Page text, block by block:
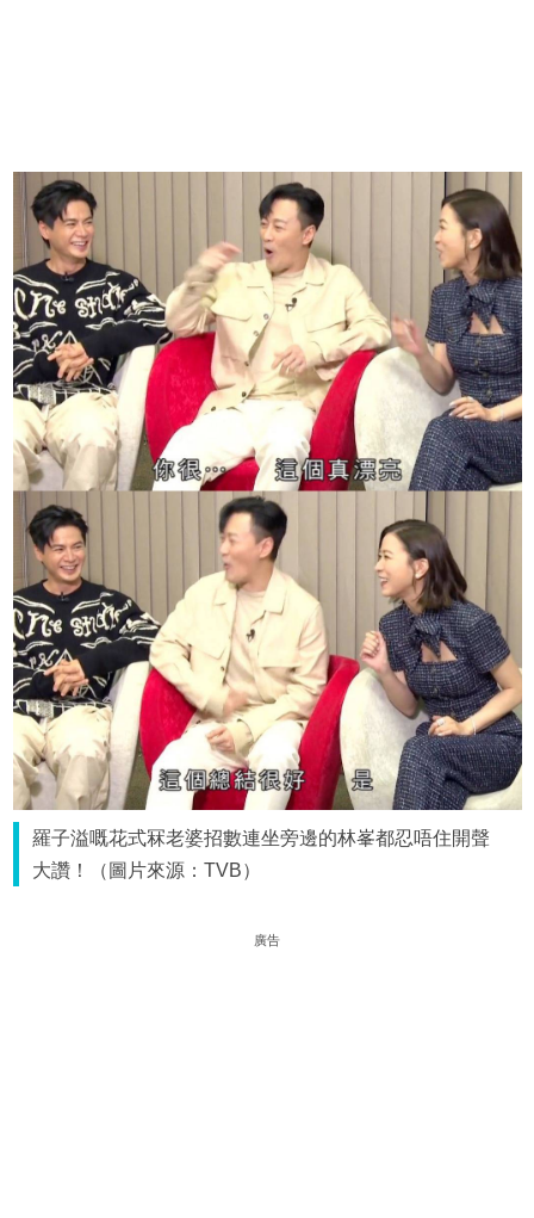
羅子溢嘅花式冧老婆招數連坐旁邊的林峯都忍唔住開聲
大讚！（圖片來源：TVB）
廣告